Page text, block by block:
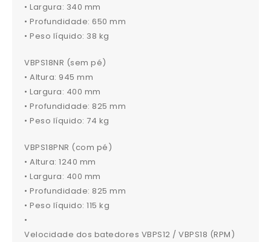
• Largura: 340 mm
• Profundidade: 650 mm
• Peso líquido: 38 kg
VBPS18NR (sem pé)
• Altura: 945 mm
• Largura: 400 mm
• Profundidade: 825 mm
• Peso líquido: 74 kg
VBPS18PNR (com pé)
• Altura: 1240 mm
• Largura: 400 mm
• Profundidade: 825 mm
• Peso líquido: 115 kg
•
Velocidade dos batedores VBPS12 / VBPS18 (RPM)